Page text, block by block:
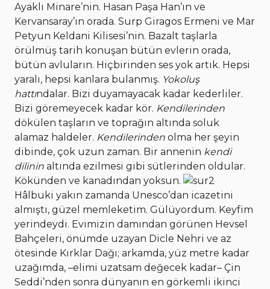
Ayaklı Minare’nin. Hasan Paşa Han’ın ve
Kervansaray’ın orada. Surp Giragos Ermeni ve Mar
Petyun Keldani Kilisesi’nin. Bazalt taşlarla
örülmüş tarih konuşan bütün evlerin orada,
bütün avluların. Hiçbirinden ses yok artık. Hepsi
yaralı, hepsi kanlara bulanmış. Yokoluş
hattındalar. Bizi duyamayacak kadar kederliler.
Bizi göremeyecek kadar kör. Kendilerinden
dökülen taşların ve toprağın altında soluk
alamaz haldeler. Kendilerinden olma her şeyin
dibinde, çok uzun zaman. Bir annenin kendi
dilinin altında ezilmesi gibi sütlerinden oldular.
Kökünden ve kanadından yoksun.
Hâlbuki yakın zamanda Unesco’dan icazetini
almıştı, güzel memleketim. Gülüyordum. Keyfim
yerindeydi. Evimizin damından görünen Hevsel
Bahçeleri, önümde uzayan Dicle Nehri ve az
ötesinde Kırklar Dağı; arkamda, yüz metre kadar
uzağımda, –elimi uzatsam değecek kadar– Çin
Seddi’nden sonra dünyanın en görkemli ikinci